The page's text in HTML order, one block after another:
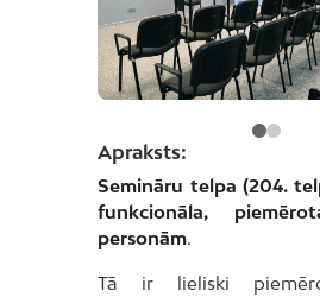
Apraksts:
Semināru telpa (204.
funkcionāla,
personām.
Tā ir lieliski